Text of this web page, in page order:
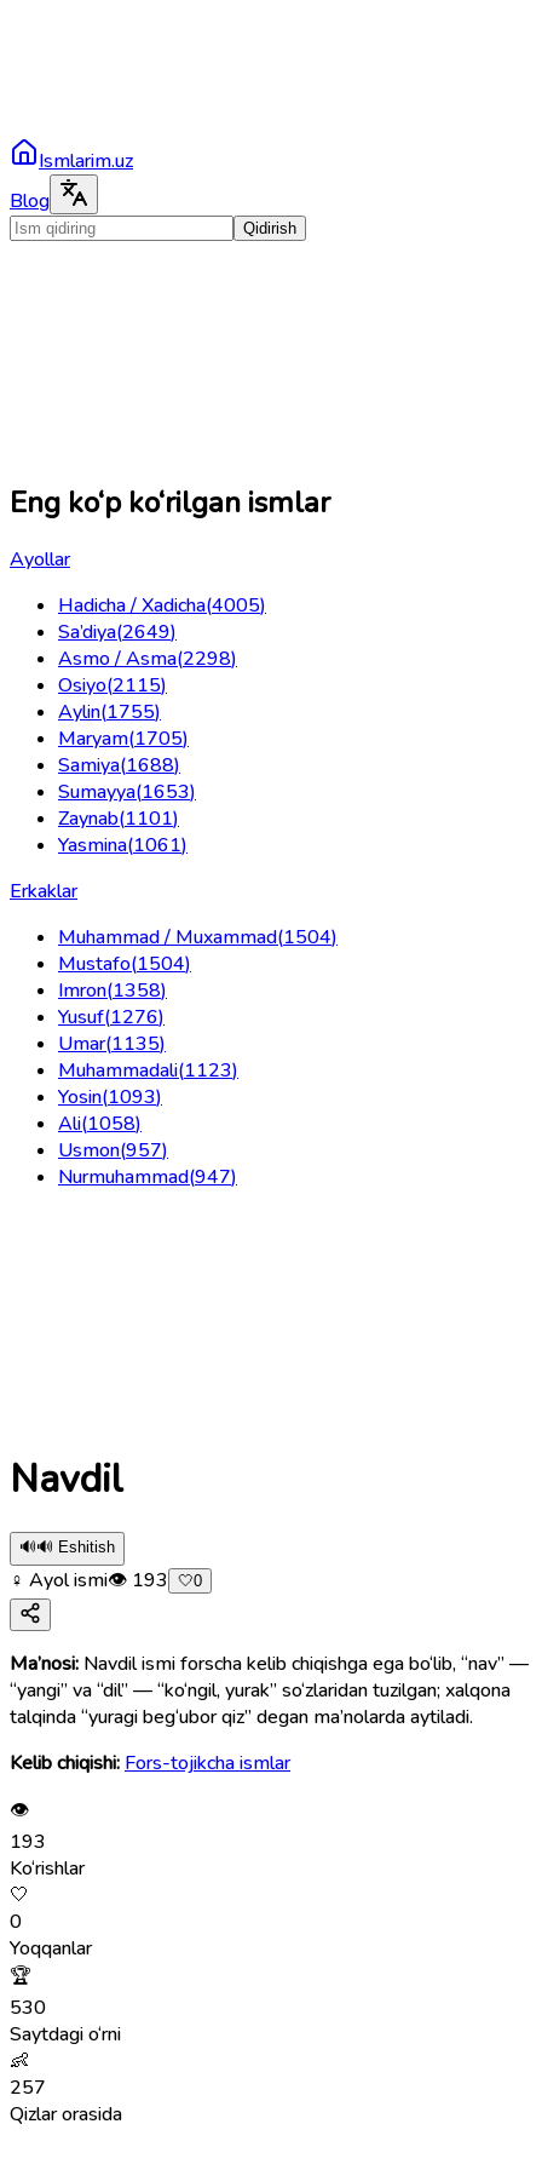
Ismlarim.uz
Blog
Qidirish
Eng ko‘p ko‘rilgan ismlar
Ayollar
Hadicha / Xadicha(4005)
Sa’diya(2649)
Asmo / Asma(2298)
Osiyo(2115)
Aylin(1755)
Maryam(1705)
Samiya(1688)
Sumayya(1653)
Zaynab(1101)
Yasmina(1061)
Erkaklar
Muhammad / Muxammad(1504)
Mustafo(1504)
Imron(1358)
Yusuf(1276)
Umar(1135)
Muhammadali(1123)
Yosin(1093)
Ali(1058)
Usmon(957)
Nurmuhammad(947)
Navdil
🔊🔊 Eshitish
♀ Ayol ismi👁 193 🤍0
Ma’nosi: Navdil ismi forscha kelib chiqishga ega bo‘lib, “nav” —
“yangi” va “dil” — “ko‘ngil, yurak” so‘zlaridan tuzilgan; xalqona
talqinda “yuragi beg‘ubor qiz” degan ma’nolarda aytiladi.
Kelib chiqishi: Fors-tojikcha ismlar
👁
193
Ko‘rishlar
🤍
0
Yoqqanlar
🏆
530
Saytdagi o‘rni
👶
257
Qizlar orasida